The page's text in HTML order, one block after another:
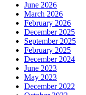
June 2026
March 2026
February 2026
December 2025
September 2025
February 2025
December 2024
June 2023
May 2023
December 2022